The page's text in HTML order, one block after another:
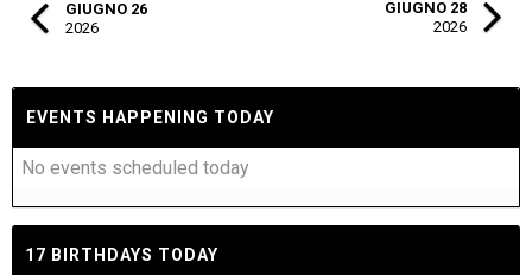
GIUGNO 26
2026
GIUGNO 28
2026
EVENTS HAPPENING TODAY
No events scheduled today
17 BIRTHDAYS TODAY